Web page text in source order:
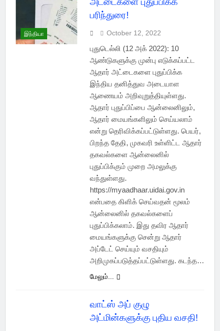
இந்தியா
பரிந்துரை!
October 12, 2022
புதுடெல்லி (12 அக் 2022): 10
ஆண்டுகளுக்கு முன்பு எடுக்கப்பட்ட
ஆதார் அட்டைகளை புதுப்பிக்க
இந்திய தனித்துவ அடையாள
ஆணையம் அறிவுறுத்தியுள்ளது.
ஆதார் புதுப்பிப்பை ஆன்லைனிலும்,
ஆதார் மையங்களிலும் செய்யலாம்
என்று தெரிவிக்கப்பட்டுள்ளது. பெயர்,
பிறந்த தேதி, முகவரி உள்ளிட்ட ஆதார்
தகவல்களை ஆன்லைனில்
புதுப்பிக்கும் முறை அமலுக்கு
வந்துள்ளது.
https://myaadhaar.uidai.gov.in
என்பதை கிளிக் செய்வதன் மூலம்
ஆன்லைனில் தகவல்களைப்
புதுப்பிக்கலாம். இது தவிர ஆதார்
மையங்களுக்கு சென்று ஆதார்
அப்டேட் செய்யும் வசதியும்
அறிமுகப்படுத்தப்பட்டுள்ளது. கடந்த…
மேலும்...
வாட்ஸ் அப் குழு
அட்மின்களுக்கு புதிய வசதி!